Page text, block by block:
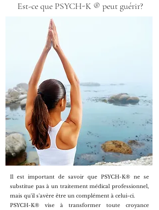
Est-ce que PSYCH-K ® peut guérir?
Il est important de savoir que PSYCH-K® ne se
substitue pas à un traitement médical professionnel,
mais qu'il s'avère être un complément à celui-ci.
PSYCH-K® vise à transformer toute croyance